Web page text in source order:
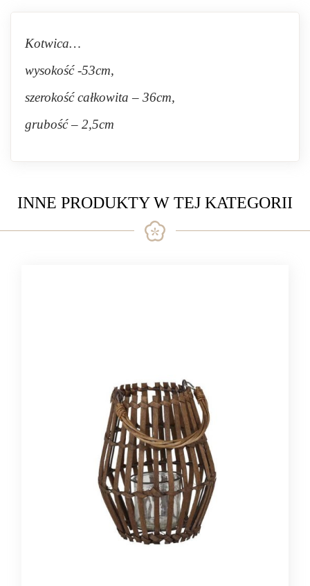
Kotwica…
wysokość -53cm,
szerokość całkowita – 36cm,
grubość – 2,5cm
INNE PRODUKTY W TEJ KATEGORII